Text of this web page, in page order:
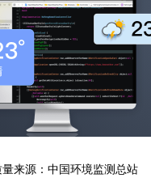
量来源：中国环境监测总站